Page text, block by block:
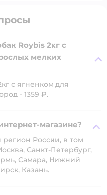
Roybis 2кг с
мелких
с ягненком для
- 1359 ₽.
магазине?
России, в том
Санкт-Петербург,
Самара, Нижний
Казань.